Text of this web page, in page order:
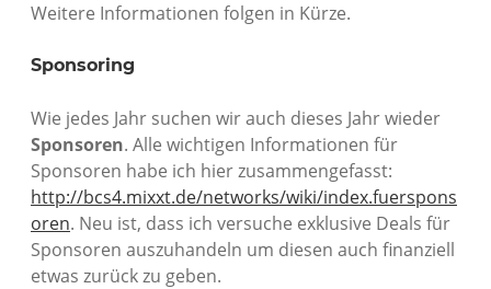
Weitere Informationen folgen in Kürze.
Sponsoring
Wie jedes Jahr suchen wir auch dieses Jahr wieder
Sponsoren. Alle wichtigen Informationen für
Sponsoren habe ich hier zusammengefasst:
http://bcs4.mixxt.de/networks/wiki/index.fuerspons
oren. Neu ist, dass ich versuche exklusive Deals für
Sponsoren auszuhandeln um diesen auch finanziell
etwas zurück zu geben.